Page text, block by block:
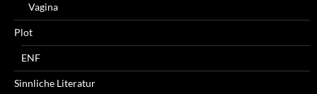
Vagina
Plot
ENF
Sinnliche Literatur